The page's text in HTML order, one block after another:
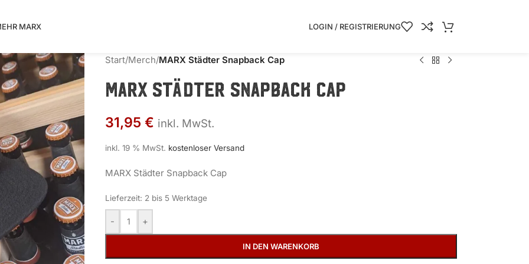
MARX LOGIN / REGISTRIERUNG
Start/Merch/MARX Städter Snapback Cap
MARX Städter Snapback Cap
31,95 € inkl. MwSt.
inkl. 19 % MwSt. kostenloser Versand
MARX Städter Snapback Cap
Lieferzeit: 2 bis 5 Werktage
- +
IN DEN WARENKORB